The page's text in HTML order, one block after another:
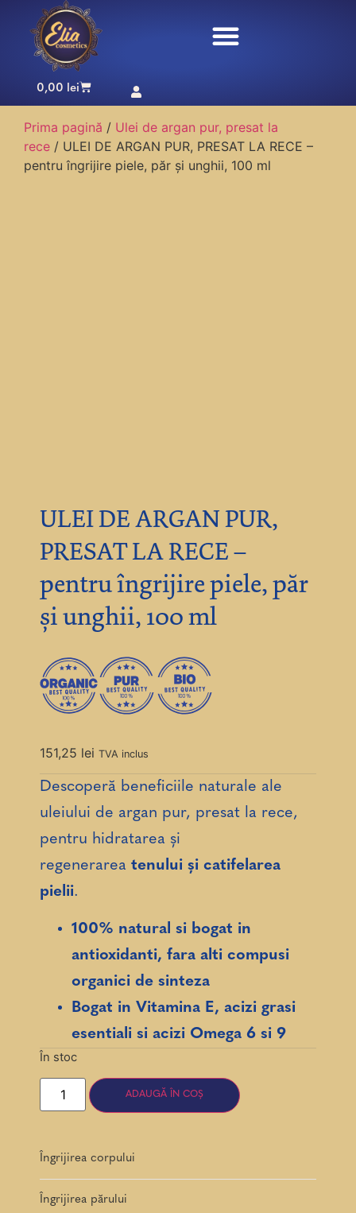
0,00 lei
Prima pagină / Ulei de argan pur, presat la
rece / ULEI DE ARGAN PUR, PRESAT LA RECE –
pentru îngrijire piele, păr și unghii, 100 ml
ULEI DE ARGAN PUR,
PRESAT LA RECE –
pentru îngrijire piele, păr
și unghii, 100 ml
151,25 lei TVA inclus
Descoperă beneficiile naturale ale
uleiului de argan pur, presat la rece,
pentru hidratarea și
regenerarea tenului și catifelarea
pielii.
100% natural si bogat in
antioxidanti, fara alti compusi
organici de sinteza
Bogat in Vitamina E, acizi grasi
esentiali si acizi Omega 6 si 9
În stoc
ADAUGĂ ÎN COȘ
Îngrijirea corpului
Îngrijirea părului